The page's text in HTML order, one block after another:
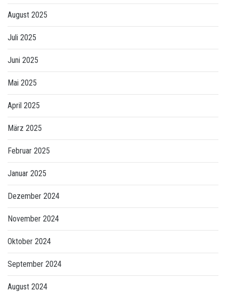
August 2025
Juli 2025
Juni 2025
Mai 2025
April 2025
März 2025
Februar 2025
Januar 2025
Dezember 2024
November 2024
Oktober 2024
September 2024
August 2024